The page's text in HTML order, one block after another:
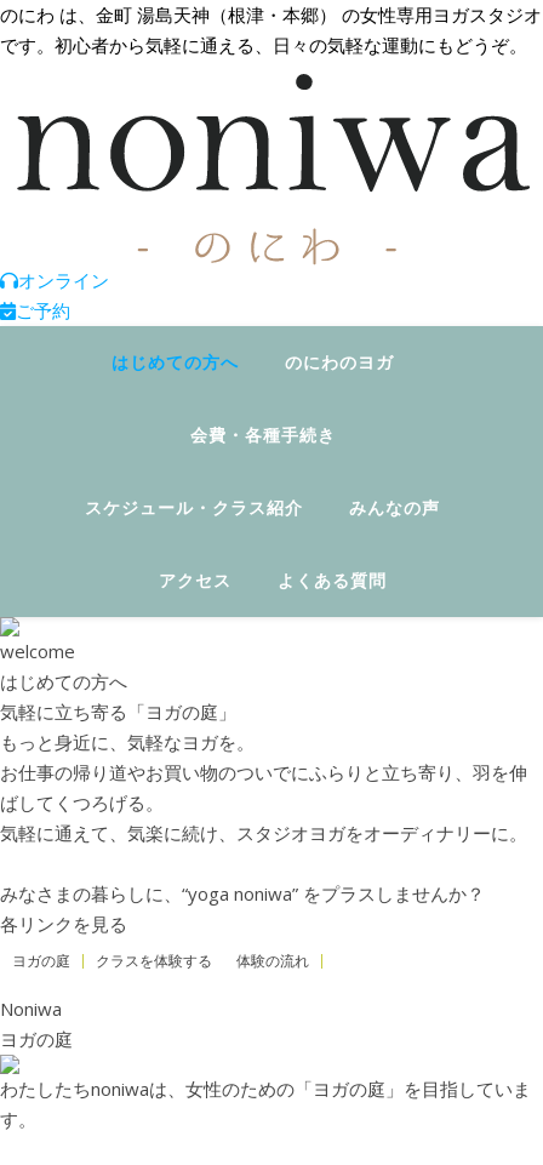
のにわ は、金町 湯島天神（根津・本郷） の女性専用ヨガスタジオ
です。初心者から気軽に通える、日々の気軽な運動にもどうぞ。
オンライン
ご予約
はじめての方へ のにわのヨガ
会費・各種手続き
スケジュール・クラス紹介 みんなの声
アクセス よくある質問
welcome
はじめての方へ
気軽に立ち寄る「ヨガの庭」
もっと身近に、気軽なヨガを。
お仕事の帰り道やお買い物のついでにふらりと立ち寄り、羽を伸
ばしてくつろげる。
気軽に通えて、気楽に続け、スタジオヨガをオーディナリーに。
みなさまの暮らしに、“yoga noniwa” をプラスしませんか？
各リンクを見る
ヨガの庭 クラスを体験する 体験の流れ
Noniwa
ヨガの庭
わたしたちnoniwaは、女性のための「ヨガの庭」を目指していま
す。